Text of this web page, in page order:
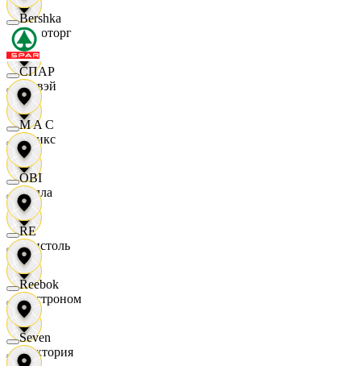
Агроторг
Амвэй
Аникс
Билла
Бристоль
Быстроном
Виктория
Bershka
СПАР
M A C
OBI
RE
Reebok
Seven